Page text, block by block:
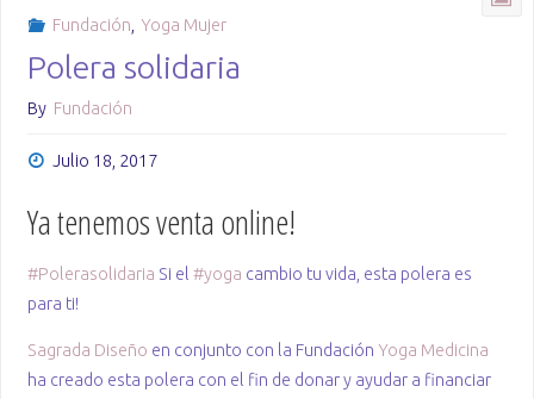
Fundación Yoga Mujer
Polera solidaria
By Fundación
Julio 18, 2017
Ya tenemos venta online!
#Polerasolidaria Si el#yoga cambio tu vida, esta polera es
para ti!
Sagrada Diseño en conjunto con la Fundación Yoga Medicina
ha creado esta polera con el fin de donar y ayudar a financiar